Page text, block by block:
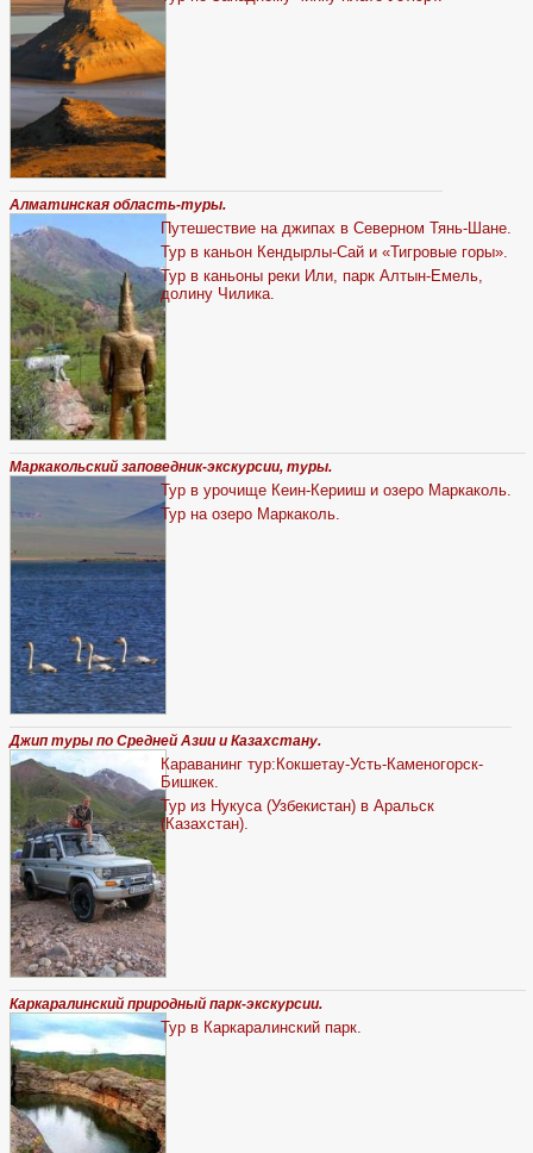
Алматинская область-туры.
Путешествие на джипах в Северном Тянь-Шане.
Тур в каньон Кендырлы-Сай и «Тигровые горы».
Тур в каньоны реки Или, парк Алтын-Емель,
долину Чилика.
Маркакольский заповедник-экскурсии, туры.
Тур в урочище Кеин-Керииш и озеро Маркаколь.
Тур на озеро Маркаколь.
Джип туры по Средней Азии и Казахстану.
Караванинг тур:Кокшетау-Усть-Каменогорск-
Бишкек.
Тур из Нукуса (Узбекистан) в Аральск
(Казахстан).
Каркаралинский природный парк-экскурсии.
Тур в Каркаралинский парк.